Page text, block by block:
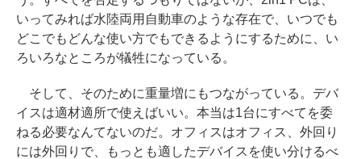
いってみれば水陸両用自動車のような存在で、いつでも
どこでもどんな使い方でもできるようにするために、い
ろいろなところが犠牲になっている。
そして、そのために重量増にもつながっている。デバ
イスは適材適所で使えばいい。本当は1台にすべてを委
ねる必要なんてないのだ。オフィスはオフィス、外回り
には外回りで、もっとも適したデバイスを使い分けるべ